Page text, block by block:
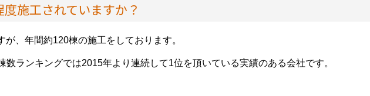
施工されていますか？
が、年間約120棟の施工をしております。
数ランキングでは2015年より連続して1位を頂いている実績のある会社です。